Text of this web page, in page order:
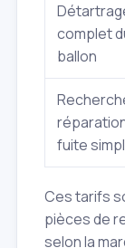
complet
ballon
fuite
Ces tarifs
pièces de
selon la